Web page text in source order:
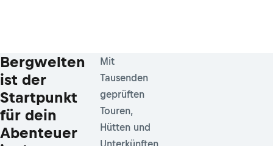
Bergwelten
ist der
Startpunkt
für dein
Abenteuer
Mit
Tausenden
geprüften
Touren,
Hütten und
Unterkünften